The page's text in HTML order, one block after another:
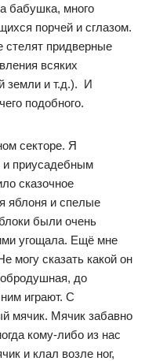
бабушка, много
порчей и сглазом.
стелят придверные
всяких
земли и т.д.). И
подобного.
секторе. Я
и приусадебным
сказочное
яблоня и спелые
были очень
угощала. Ещё мне
могу сказать какой он
до
играют. С
мячик. Мячик забавно
кому-либо из нас
и клал возле ног,